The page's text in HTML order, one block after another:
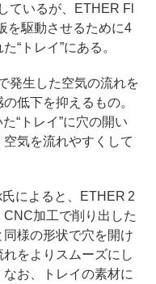
ているが、ETHER Fl
を駆動させるために4
“トレイ”にある。
発生した空気の流れを
低下を抑えるもの。
“トレイ”に穴の開い
気を流れやすくして
によると、ETHER 2
加工で削り出した
様の形状で穴を開け
をよりスムーズにし
お、トレイの素材に